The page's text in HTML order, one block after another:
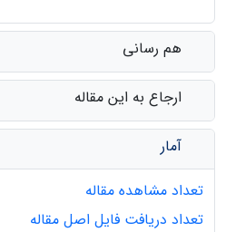
هم رسانی
ارجاع به این مقاله
آمار
تعداد مشاهده مقاله
تعداد دریافت فایل اصل مقاله